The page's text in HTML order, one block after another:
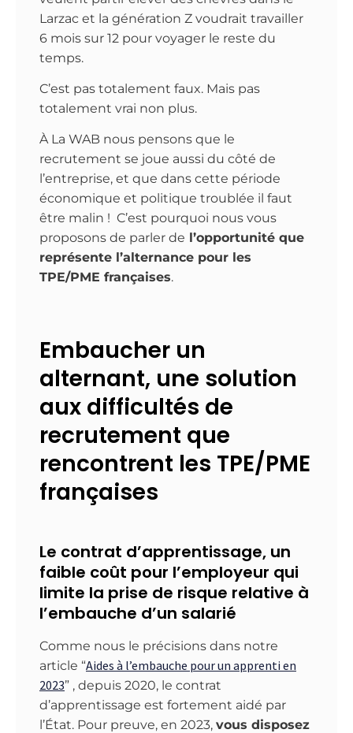
Larzac et la génération Z voudrait travailler
6 mois sur 12 pour voyager le reste du
temps.
C’est pas totalement faux. Mais pas
totalement vrai non plus.
À La WAB nous pensons que le
recrutement se joue aussi du côté de
l’entreprise, et que dans cette période
économique et politique troublée il faut
être malin ! C’est pourquoi nous vous
proposons de parler de l’opportunité que
représente l’alternance pour les
TPE/PME françaises.
Embaucher un
alternant, une solution
aux difficultés de
recrutement que
rencontrent les TPE/PME
françaises
Le contrat d’apprentissage, un
faible coût pour l’employeur qui
limite la prise de risque relative à
l’embauche d’un salarié
Comme nous le précisions dans notre
article “Aides à l’embauche pour un apprenti en
2023” , depuis 2020, le contrat
d’apprentissage est fortement aidé par
l’État. Pour preuve, en 2023, vous disposez